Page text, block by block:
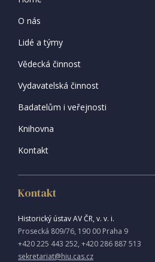
O nás
Lidé a týmy
Vědecká činnost
Vydavatelská činnost
Badatelům i veřejnosti
Knihovna
Kontakt
Kontakt
Historický ústav AV ČR, v. v. i.
Prosecká 809/76, 190 00 Praha 9
+420 225 443 252, +420 286 887 513
sekretariat@hiu.cas.cz